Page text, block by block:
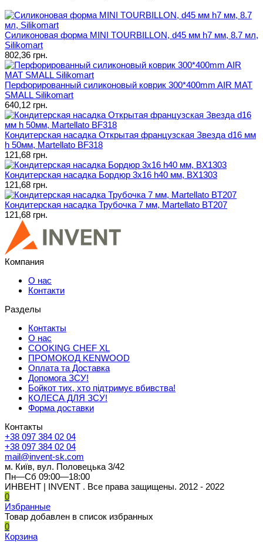
Силиконовая форма MINI TOURBILLON, d45 мм h7 мм, 8.7 мл,
Silikomart
802,36 грн.
Перфорированный силиконовый коврик 300*400mm AIR MAT
SMALL Silikomart
640,12 грн.
Кондитерская насадка Открытая французская Звезда d16 мм
h 50мм, Martellato BF318
121,68 грн.
Кондитерская насадка Бордюр 3x16 h40 мм, BX1303
121,68 грн.
Кондитерская насадка Трубочка 7 мм, Martellato BT207
121,68 грн.
Компания
О нас
Контакти
Разделы
Контакты
О нас
COOKING CHEF XL
ПРОМОКОД KENWOOD
Оплата та Доставка
Допомога ЗСУ!
Бойкот тих, хто підтримує вбивства!
КОЛЕСА ДЛЯ ЗСУ!
Форма доставки
Контакты
+38 097 384 02 04
+38 097 384 02 04
mail@invent-sk.com
м. Київ, вул. Половецька 3/42
Пн—Сб 09:00—18:00
ИНВЕНТ | INVENT . Все права защищены. 2012 - 2022
0
Избранные
Товар добавлен в список избранных
0
Корзина